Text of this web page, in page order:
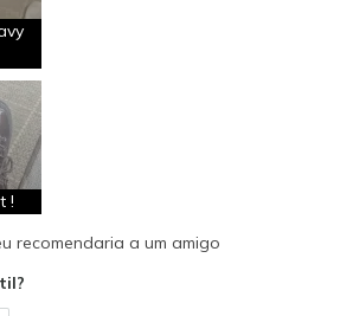
Feels true to size
I'm Really Into Shoes
!
recomendaria a um amigo